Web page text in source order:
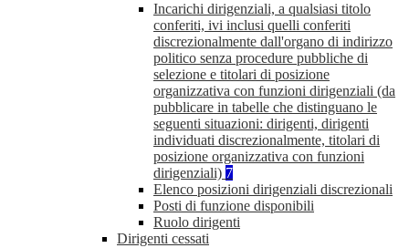
Incarichi dirigenziali, a qualsiasi titolo
conferiti, ivi inclusi quelli conferiti
discrezionalmente dall'organo di indirizzo
politico senza procedure pubbliche di
selezione e titolari di posizione
organizzativa con funzioni dirigenziali (da
pubblicare in tabelle che distinguano le
seguenti situazioni: dirigenti, dirigenti
individuati discrezionalmente, titolari di
posizione organizzativa con funzioni
dirigenziali) 7
Elenco posizioni dirigenziali discrezionali
Posti di funzione disponibili
Ruolo dirigenti
Dirigenti cessati